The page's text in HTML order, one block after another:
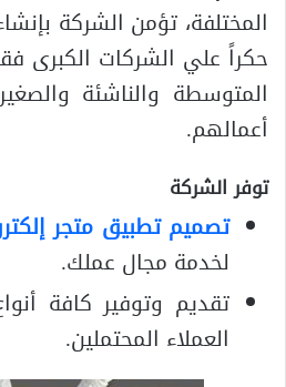
المختلفة، تؤمن الشركة
حكراً علي الشركات الكبرى
المتوسطة والناشئة
أعمالهم.
توفر الشركة
تصميم تطبيق متجر
لخدمة مجال عملك.
تقديم وتوفير كافة
العملاء المحتملين.